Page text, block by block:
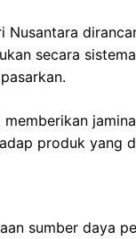
Nusantara
secara
produk yang
sumber daya